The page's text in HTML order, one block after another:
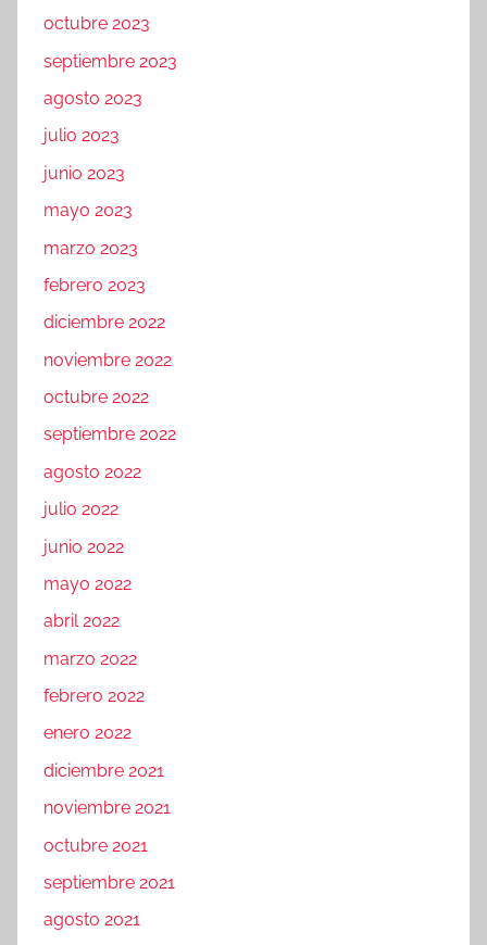
octubre 2023
septiembre 2023
agosto 2023
julio 2023
junio 2023
mayo 2023
marzo 2023
febrero 2023
diciembre 2022
noviembre 2022
octubre 2022
septiembre 2022
agosto 2022
julio 2022
junio 2022
mayo 2022
abril 2022
marzo 2022
febrero 2022
enero 2022
diciembre 2021
noviembre 2021
octubre 2021
septiembre 2021
agosto 2021